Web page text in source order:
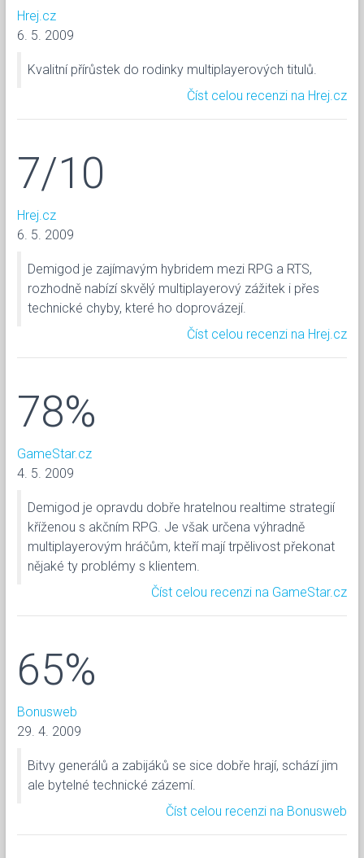
Hrej.cz
6. 5. 2009
Kvalitní přírůstek do rodinky multiplayerových titulů.
Číst celou recenzi na Hrej.cz
7/10
Hrej.cz
6. 5. 2009
Demigod je zajímavým hybridem mezi RPG a RTS,
rozhodně nabízí skvělý multiplayerový zážitek i přes
technické chyby, které ho doprovázejí.
Číst celou recenzi na Hrej.cz
78%
GameStar.cz
4. 5. 2009
Demigod je opravdu dobře hratelnou realtime strategií
kříženou s akčním RPG. Je však určena výhradně
multiplayerovým hráčům, kteří mají trpělivost překonat
nějaké ty problémy s klientem.
Číst celou recenzi na GameStar.cz
65%
Bonusweb
29. 4. 2009
Bitvy generálů a zabijáků se sice dobře hrají, schází jim
ale bytelné technické zázemí.
Číst celou recenzi na Bonusweb